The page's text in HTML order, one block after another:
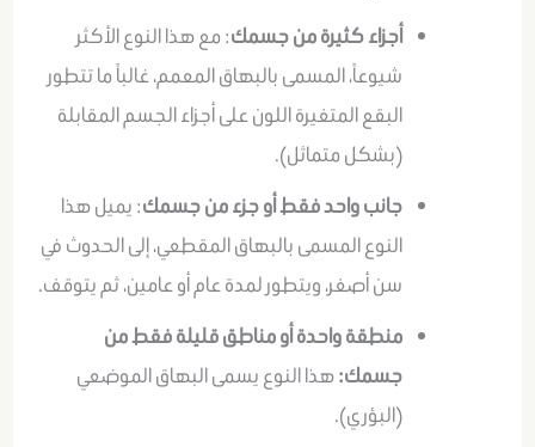
أجزاء كثيرة من جسمك: مع هذا النوع الأكثر
شيوعاً، المسمى بالبهاق المعمم، غالباً ما تتطور
البقع المتغيرة اللون على أجزاء الجسم المقابلة
(بشكل متماثل).
جانب واحد فقط أو جزء من جسمك: يميل هذا
النوع المسمى بالبهاق المقطعي، إلى الحدوث في
سن أصغر، ويتطور لمدة عام أو عامين، ثم يتوقف.
منطقة واحدة أو مناطق قليلة فقط من
جسمك:هذا النوع يسمى البهاق الموضعي
(البؤري).